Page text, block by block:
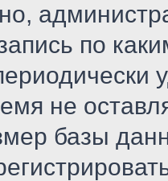
по
не
базы